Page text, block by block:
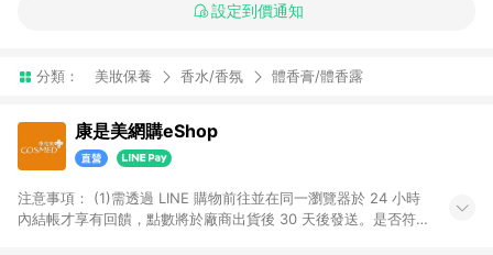
設定到價通知
分類： 美妝保養 香水/香氛 體香膏/體香露
康是美網購eShop
注意事項：​ (1)需透過 LINE 購物前往並在同一瀏覽器於 24 小時
內結帳才享有回饋，點數將於廠商出貨後 30 天後發送。​是否符